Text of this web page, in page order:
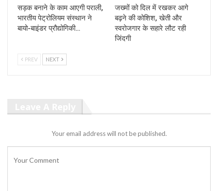
सड़क बनाने के काम आएगी पराली,
भारतीय पेट्रोलियम संस्थान ने
बायो-बाइंडर प्रौद्योगिकी…
जख्मों को दिल में रखकर आगे
बढ़ने की कोशिश, खेती और
स्वरोजगार के सहारे लौट रही
जिंदगी
PREV NEXT
Your email address will not be published.